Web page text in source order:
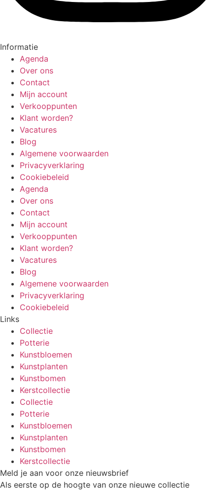
Informatie
Agenda
Over ons
Contact
Mijn account
Verkooppunten
Klant worden?
Vacatures
Blog
Algemene voorwaarden
Privacyverklaring
Cookiebeleid
Agenda
Over ons
Contact
Mijn account
Verkooppunten
Klant worden?
Vacatures
Blog
Algemene voorwaarden
Privacyverklaring
Cookiebeleid
Links
Collectie
Potterie
Kunstbloemen
Kunstplanten
Kunstbomen
Kerstcollectie
Collectie
Potterie
Kunstbloemen
Kunstplanten
Kunstbomen
Kerstcollectie
Meld je aan voor onze nieuwsbrief
Als eerste op de hoogte van onze nieuwe collectie